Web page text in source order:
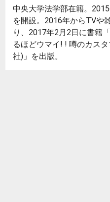
中央大学法学部在籍。
を開設。2016年からTVや
り、2017年2月2日に書籍
るほどウマイ! ! 噂のカス
社)」を出版。